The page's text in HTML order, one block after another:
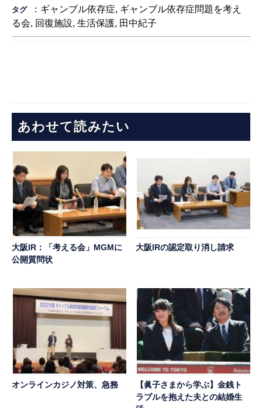
タグ ： ギャンブル依存症, ギャンブル依存症問題を考え
る会, 回復施設,生活保護, 田中紀子
あわせて読みたい
大阪IR：「考える会」MGMに
公開質問状
大阪IRの認定取り消し請求
オンラインカジノ対策、急務
【眞子さまから学ぶ】金銭ト
ラブルを抱えた夫との結婚生